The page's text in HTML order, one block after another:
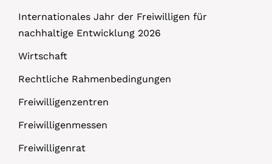
Internationales Jahr der Freiwilligen für
nachhaltige Entwicklung 2026
Wirtschaft
Rechtliche Rahmenbedingungen
Freiwilligenzentren
Freiwilligenmessen
Freiwilligenrat